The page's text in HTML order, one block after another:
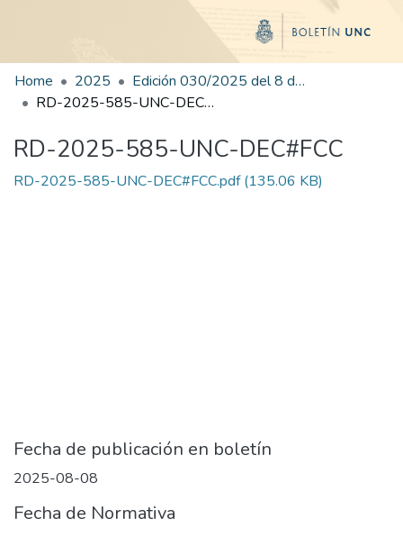
Home 2025
Edición 030/2025 del 8 de agosto de 2025
RD-2025-585-UNC-DEC#FCC
RD-2025-585-UNC-DEC#FCC
RD-2025-585-UNC-DEC#FCC.pdf(135.06 KB)
Fecha de publicación en boletín
2025-08-08
Fecha de Normativa